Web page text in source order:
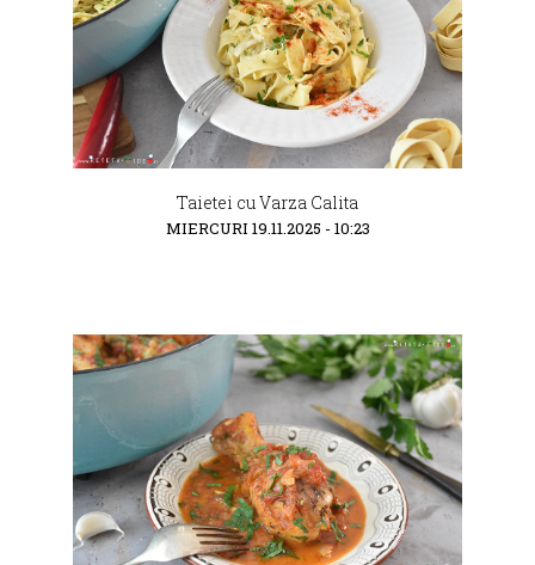
Taietei cu Varza Calita
MIERCURI 19.11.2025 - 10:23